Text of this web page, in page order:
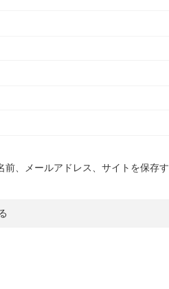
、メールアドレス、サイトを保存す